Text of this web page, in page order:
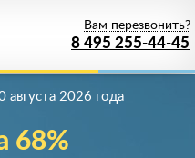
8 495 255-44-45
Вам перезвонить?
68%
августа 2026 года